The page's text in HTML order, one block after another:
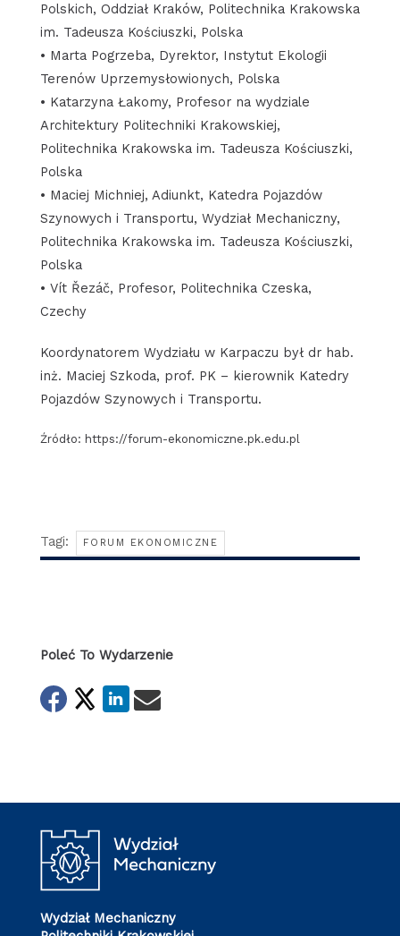
Polskich, Oddział Kraków, Politechnika Krakowska
im. Tadeusza Kościuszki, Polska
• Marta Pogrzeba, Dyrektor, Instytut Ekologii
Terenów Uprzemysłowionych, Polska
• Katarzyna Łakomy, Profesor na wydziale
Architektury Politechniki Krakowskiej,
Politechnika Krakowska im. Tadeusza Kościuszki,
Polska
• Maciej Michniej, Adiunkt, Katedra Pojazdów
Szynowych i Transportu, Wydział Mechaniczny,
Politechnika Krakowska im. Tadeusza Kościuszki,
Polska
• Vít Řezáč, Profesor, Politechnika Czeska,
Czechy
Koordynatorem Wydziału w Karpaczu był dr hab.
inż. Maciej Szkoda, prof. PK – kierownik Katedry
Pojazdów Szynowych i Transportu.
Źródło: https://forum-ekonomiczne.pk.edu.pl
Tagi: FORUM EKONOMICZNE
Poleć To Wydarzenie
Wydział Mechaniczny